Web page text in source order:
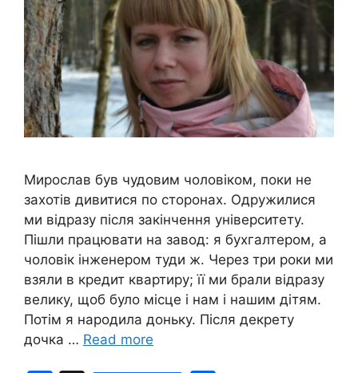
Мирослав був чудовим чоловіком, поки не
захотів дивитися по сторонах. Одружилися
ми відразу після закінчення університету.
Пішли працювати на завод: я бухгалтером, а
чоловік інженером туди ж. Через три роки ми
взяли в кредит квартиру; її ми брали відразу
велику, щоб було місце і нам і нашим дітям.
Потім я народила доньку. Після декрету
дочка … Read more